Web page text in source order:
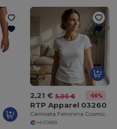
2,21 € 5,00 € -56%
RTP Apparel 03260
Camiseta Feminina Cosmic 155 Algodão Orgânico
+4 CORES